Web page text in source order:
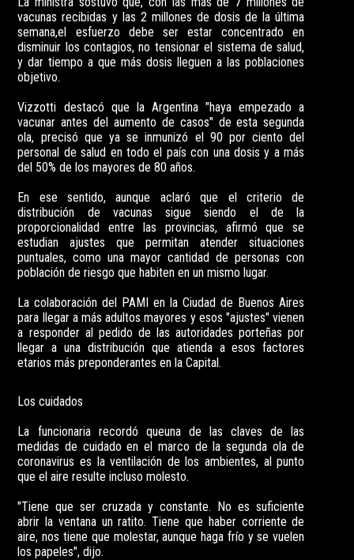
vacunas recibidas y las 2 millones de dosis de la última
semana,el esfuerzo debe ser estar concentrado en
disminuir los contagios, no tensionar el sistema de salud,
y dar tiempo a que más dosis lleguen a las poblaciones
objetivo.
Vizzotti destacó que la Argentina "haya empezado a
vacunar antes del aumento de casos" de esta segunda
ola, precisó que ya se inmunizó el 90 por ciento del
personal de salud en todo el país con una dosis y a más
del 50% de los mayores de 80 años.
En ese sentido, aunque aclaró que el criterio de
distribución de vacunas sigue siendo el de la
proporcionalidad entre las provincias, afirmó que se
estudian ajustes que permitan atender situaciones
puntuales, como una mayor cantidad de personas con
población de riesgo que habiten en un mismo lugar.
La colaboración del PAMI en la Ciudad de Buenos Aires
para llegar a más adultos mayores y esos "ajustes" vienen
a responder al pedido de las autoridades porteñas por
llegar a una distribución que atienda a esos factores
etarios más preponderantes en la Capital.
Los cuidados
La funcionaria recordó queuna de las claves de las
medidas de cuidado en el marco de la segunda ola de
coronavirus es la ventilación de los ambientes, al punto
que el aire resulte incluso molesto.
"Tiene que ser cruzada y constante. No es suficiente
abrir la ventana un ratito. Tiene que haber corriente de
aire, nos tiene que molestar, aunque haga frío y se vuelen
los papeles", dijo.